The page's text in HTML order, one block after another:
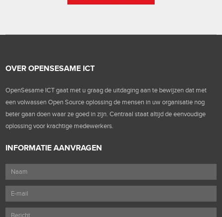
OVER OPENSESAME ICT
OpenSesame ICT gaat met u graag de uitdaging aan te bewijzen dat met
een volwassen Open Source oplossing de mensen in uw organisatie nog
beter gaan doen waar ze goed in zijn. Centraal staat altijd de eenvoudige
oplossing voor krachtige medewerkers.
INFORMATIE AANVRAGEN